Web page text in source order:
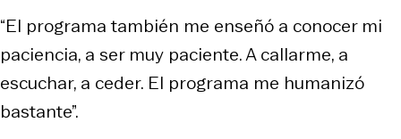
“El programa también me enseñó a conocer mi
paciencia, a ser muy paciente. A callarme, a
escuchar, a ceder. El programa me humanizó
bastante”.